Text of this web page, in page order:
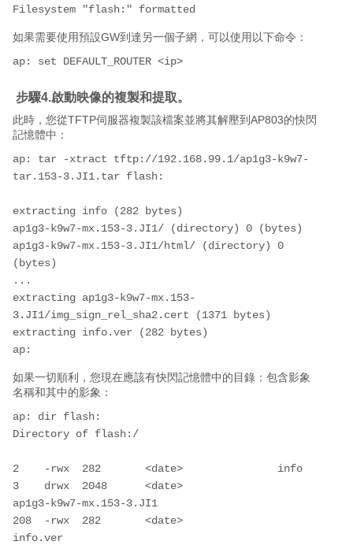
Filesystem "flash:" formatted
如果需要使用預設GW到達另一個子網，可以使用以下命令：
ap: set DEFAULT_ROUTER <ip>
步驟4.啟動映像的複製和提取。
此時，您從TFTP伺服器複製該檔案並將其解壓到AP803的快閃
記憶體中：
ap: tar -xtract tftp://192.168.99.1/ap1g3-k9w7-
tar.153-3.JI1.tar flash:
extracting info (282 bytes)
ap1g3-k9w7-mx.153-3.JI1/ (directory) 0 (bytes)
ap1g3-k9w7-mx.153-3.JI1/html/ (directory) 0
(bytes)
...
extracting ap1g3-k9w7-mx.153-
3.JI1/img_sign_rel_sha2.cert (1371 bytes)
extracting info.ver (282 bytes)
如果一切順利，您現在應該有快閃記憶體中的目錄：包含影象
名稱和其中的影象：
ap: dir flash:
Directory of flash:/
2    -rwx  282       <date>               info
3    drwx  2048      <date>
ap1g3-k9w7-mx.153-3.JI1
208  -rwx  282       <date>
info.ver